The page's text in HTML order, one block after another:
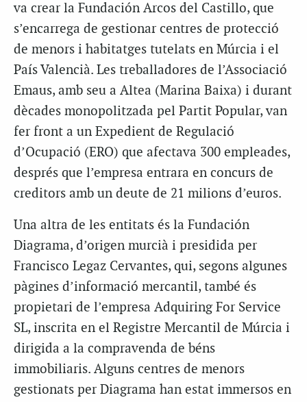
va crear la Fundación Arcos del Castillo, que
s’encarrega de gestionar centres de protecció
de menors i habitatges tutelats en Múrcia i el
País Valencià. Les treballadores de l’Associació
Emaus, amb seu a Altea (Marina Baixa) i durant
dècades monopolitzada pel Partit Popular, van
fer front a un Expedient de Regulació
d’Ocupació (ERO) que afectava 300 empleades,
després que l’empresa entrara en concurs de
creditors amb un deute de 21 milions d’euros.
Una altra de les entitats és la Fundación
Diagrama, d’origen murcià i presidida per
Francisco Legaz Cervantes, qui, segons algunes
pàgines d’informació mercantil, també és
propietari de l’empresa Adquiring For Service
SL, inscrita en el Registre Mercantil de Múrcia i
dirigida a la compravenda de béns
immobiliaris. Alguns centres de menors
gestionats per Diagrama han estat immersos en